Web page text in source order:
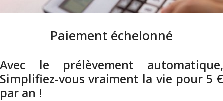
Paiement échelonné
Avec le prélèvement automatique,
Simplifiez-vous vraiment la vie pour 5 €
par an !